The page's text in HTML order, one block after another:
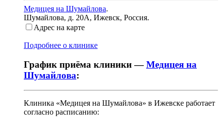
Медицея на Шумайлова.
Шумайлова, д. 20А, Ижевск, Россия.
Адрес на карте
Подробнее о клинике
График приёма клиники —Медицея на
Шумайлова:
Клиника «Медицея на Шумайлова» в Ижевске работает
согласно расписанию: